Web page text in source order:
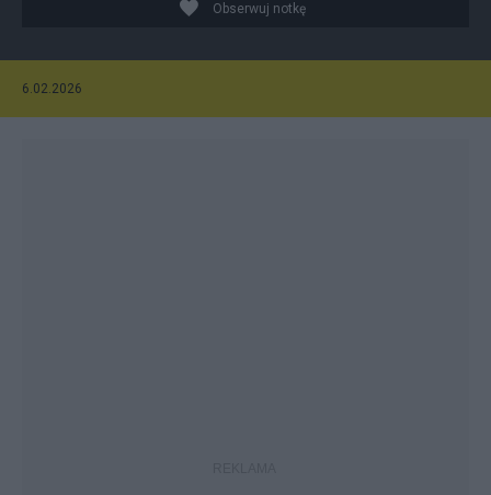
Obserwuj notkę
6.02.2026